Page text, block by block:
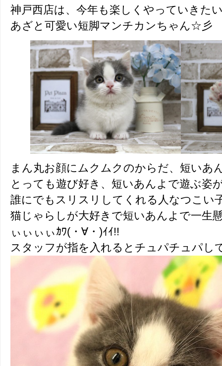
神戸西店は、今年も楽しくやっていきた
あざと可愛い短脚マンチカンちゃん☆彡
まん丸お顔にムクムクのからだ、短いあ
とっても遊び好き、短いあんよで遊ぶ姿
誰にでもスリスリしてくれる人なつこい
猫じゃらしが大好きで短いあんよで一生
ぃぃぃぃｶﾜ(・∀・)ｲｲ!!
スタッフが指を入れるとチュパチュパし